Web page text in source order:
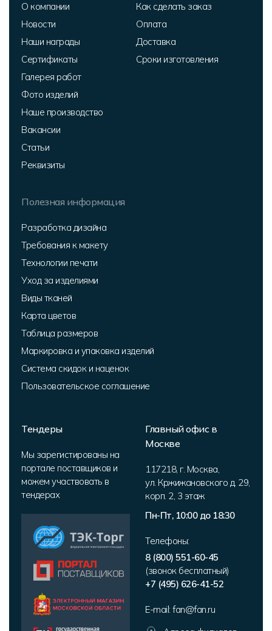
О компании
Новости
Наши награды
Сертификаты
Галерея работ
Фото изделий
Наше производство
Вакансии
Статьи
Реквизиты
Как сделать заказ
Оплата
Доставка
Сроки изготовления
Полезная информация
Разработка дизайна
Требования к макету
Технологии печати
Уход за изделиями
Виды тканей
Карта цветов
Таблица размеров
Маркировка и упаковка изделий
Система скидок и наценок
Пользовательское соглашение
Тендеры
Мы зарегистированы на
портале поставщиков и
можем участвовать в
тендерах
Главный офис в
Москве
117218, г. Москва,
ул. Кржижановского д. 29,
корп. 2, 3 этаж
Пн-Пт, 10:00 до 18:30
Телефоны:
8 (800) 551-60-45
(звонок бесплатный)
+7 (495) 626-41-52
E-mail: fan@fan.ru